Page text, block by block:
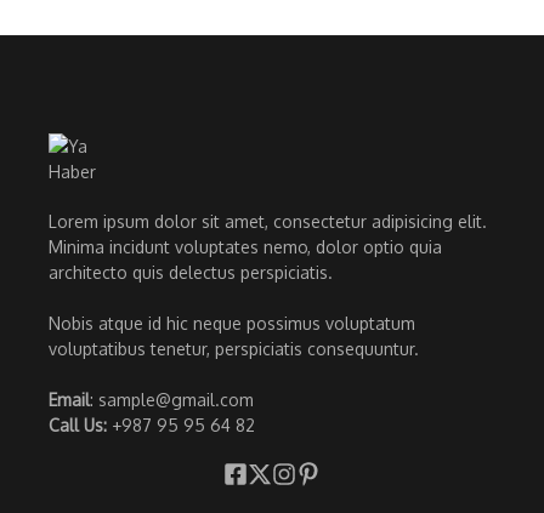
Lorem ipsum dolor sit amet, consectetur adipisicing elit.
Minima incidunt voluptates nemo, dolor optio quia
architecto quis delectus perspiciatis.
Nobis atque id hic neque possimus voluptatum
voluptatibus tenetur, perspiciatis consequuntur.
Email: sample@gmail.com
Call Us: +987 95 95 64 82